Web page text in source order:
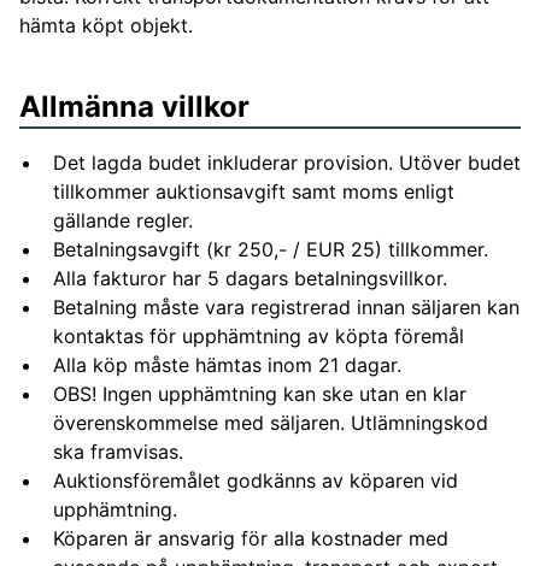
hämta köpt objekt.
Allmänna villkor
Det lagda budet inkluderar provision. Utöver budet
tillkommer auktionsavgift samt moms enligt
gällande regler.
Betalningsavgift (kr 250,- / EUR 25) tillkommer.
Alla fakturor har 5 dagars betalningsvillkor.
Betalning måste vara registrerad innan säljaren kan
kontaktas för upphämtning av köpta föremål
Alla köp måste hämtas inom 21 dagar.
OBS! Ingen upphämtning kan ske utan en klar
överenskommelse med säljaren. Utlämningskod
ska framvisas.
Auktionsföremålet godkänns av köparen vid
upphämtning.
Köparen är ansvarig för alla kostnader med